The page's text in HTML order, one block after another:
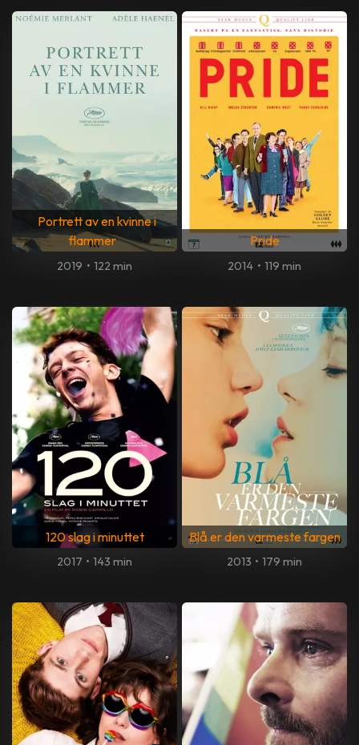
Portrett av en kvinne i
flammer
2019 • 122 min
Pride
2014 • 119 min
120 slag i minuttet
2017 • 143 min
Blå er den varmeste fargen
2013 • 179 min